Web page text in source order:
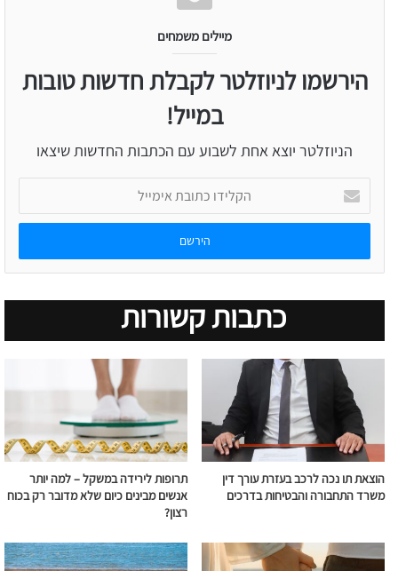
מיילים משמחים
הירשמו לניוזלטר לקבלת חדשות טובות
במייל!
הניוזלטר יוצא אחת לשבוע עם הכתבות החדשות שיצאו
הקלידו
כתובת
אימייל
כתבות קשורות
הוצאת תו נכה לרכב בעזרת עורך דין
משרד התחבורה והבטיחות בדרכים
תרופות לירידה במשקל – למה יותר
אנשים מבינים כיום שלא מדובר רק בכוח
רצון?